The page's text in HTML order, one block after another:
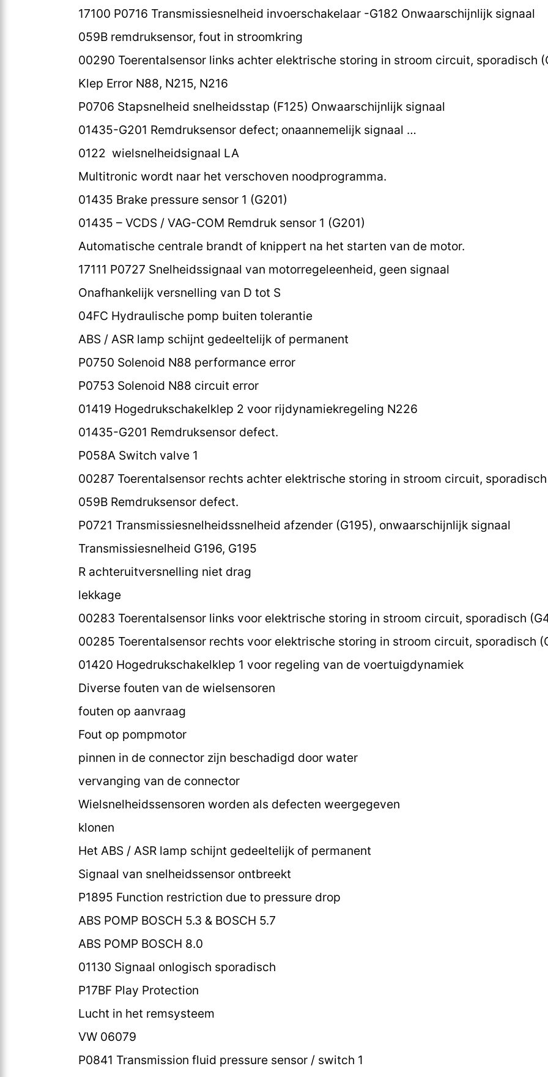
17100 P0716 Transmissiesnelheid invoerschakelaar -G182 Onwaarschijnlijk signaal
059B remdruksensor, fout in stroomkring
00290 Toerentalsensor links achter elektrische storing in stroom circuit, sporadisch
Klep Error N88, N215, N216
P0706 Stapsnelheid snelheidsstap (F125) Onwaarschijnlijk signaal
01435-G201 Remdruksensor defect; onaannemelijk signaal …
0122 wielsnelheidsignaal LA
Multitronic wordt naar het verschoven noodprogramma.
01435 Brake pressure sensor 1 (G201)
01435 – VCDS / VAG-COM Remdruk sensor 1 (G201)
Automatische centrale brandt of knippert na het starten van de motor.
17111 P0727 Snelheidssignaal van motorregeleenheid, geen signaal
Onafhankelijk versnelling van D tot S
04FC Hydraulische pomp buiten tolerantie
ABS / ASR lamp schijnt gedeeltelijk of permanent
P0750 Solenoid N88 performance error
P0753 Solenoid N88 circuit error
01419 Hogedrukschakelklep 2 voor rijdynamiekregeling N226
01435-G201 Remdruksensor defect.
P058A Switch valve 1
00287 Toerentalsensor rechts achter elektrische storing in stroom circuit,
059B Remdruksensor defect.
P0721 Transmissiesnelheidssnelheid afzender (G195), onwaarschijnlijk signaal
Transmissiesnelheid G196, G195
R achteruitversnelling niet drag
lekkage
00283 Toerentalsensor links voor elektrische storing in stroom circuit, sporadisch
00285 Toerentalsensor rechts voor elektrische storing in stroom circuit, sporadisch
01420 Hogedrukschakelklep 1 voor regeling van de voertuigdynamiek
Diverse fouten van de wielsensoren
fouten op aanvraag
Fout op pompmotor
pinnen in de connector zijn beschadigd door water
vervanging van de connector
Wielsnelheidssensoren worden als defecten weergegeven
klonen
Het ABS / ASR lamp schijnt gedeeltelijk of permanent
Signaal van snelheidssensor ontbreekt
P1895 Function restriction due to pressure drop
ABS POMP BOSCH 5.3 & BOSCH 5.7
ABS POMP BOSCH 8.0
01130 Signaal onlogisch sporadisch
P17BF Play Protection
Lucht in het remsysteem
VW 06079
P0841 Transmission fluid pressure sensor / switch 1